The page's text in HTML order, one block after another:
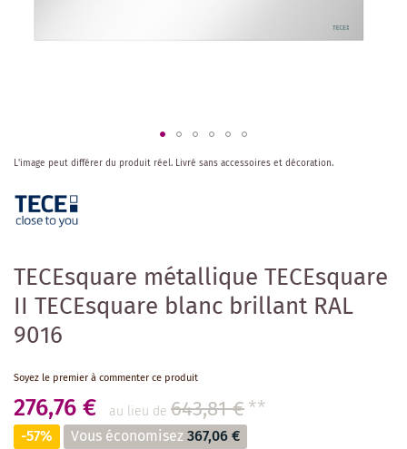
TECEsquare métallique TECEsquare
II TECEsquare blanc brillant RAL
9016
Soyez le premier à commenter ce produit
276,76 € au lieu de 643,81 €**
-57% Vous économisez367,06 €
Skip
the
beginning
of
images
gallery
L'image peut différer du produit réel. Livré sans accessoires et décoration.